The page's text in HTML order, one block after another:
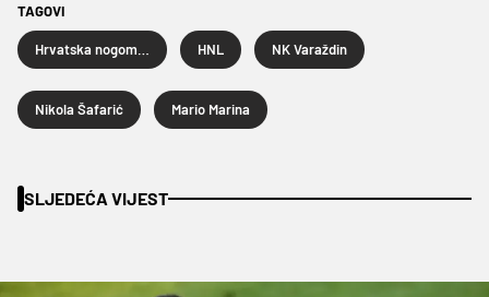
TAGOVI
HNL NK Varaždin
Nikola Šafarić Mario Marina
SLJEDEĆA VIJEST